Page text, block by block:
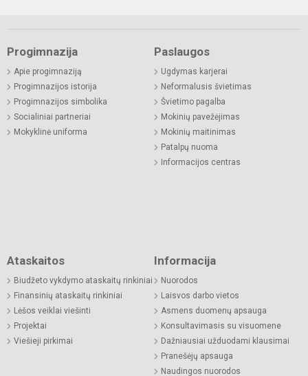
Progimnazija
Apie progimnaziją
Progimnazijos istorija
Progimnazijos simbolika
Socialiniai partneriai
Mokyklinė uniforma
Paslaugos
Ugdymas karjerai
Neformalusis švietimas
Švietimo pagalba
Mokinių pavežėjimas
Mokinių maitinimas
Patalpų nuoma
Informacijos centras
Ataskaitos
Biudžeto vykdymo ataskaitų rinkiniai
Finansinių ataskaitų rinkiniai
Lėšos veiklai viešinti
Projektai
Viešieji pirkimai
Informacija
Nuorodos
Laisvos darbo vietos
Asmens duomenų apsauga
Konsultavimasis su visuomene
Dažniausiai užduodami klausimai
Pranešėjų apsauga
Naudingos nuorodos